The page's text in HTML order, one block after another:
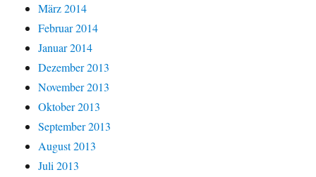
März 2014
Februar 2014
Januar 2014
Dezember 2013
November 2013
Oktober 2013
September 2013
August 2013
Juli 2013